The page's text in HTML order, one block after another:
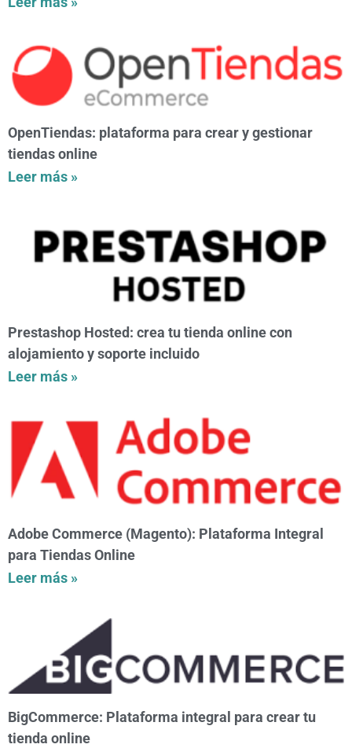
OpenTiendas: plataforma para crear y gestionar
tiendas online
Leer más »
Prestashop Hosted: crea tu tienda online con
alojamiento y soporte incluido
Leer más »
Adobe Commerce (Magento): Plataforma Integral
para Tiendas Online
Leer más »
BigCommerce: Plataforma integral para crear tu
tienda online